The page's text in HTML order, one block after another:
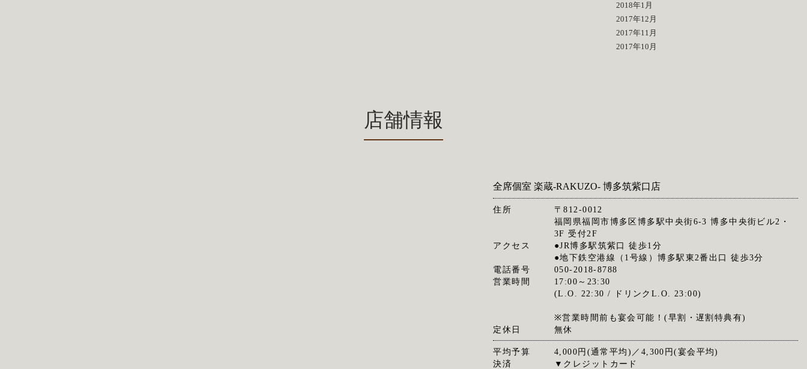
2018年1月
2017年12月
2017年11月
2017年10月
店舗情報
全席個室 楽蔵‐RAKUZO‐ 博多筑紫口店
住所
〒812-0012
福岡県福岡市博多区博多駅中央街6-3 博多中央街ビル2・
3F 受付2F
アクセス
●JR博多駅筑紫口 徒歩1分
●地下鉄空港線（1号線）博多駅東2番出口 徒歩3分
電話番号
050-2018-8788
営業時間
17:00～23:30
(L.O. 22:30 / ドリンクL.O. 23:00)
※営業時間前も宴会可能！(早割・遅割特典有)
定休日
無休
平均予算
4,000円(通常平均)／4,300円(宴会平均)
決済
▼クレジットカード